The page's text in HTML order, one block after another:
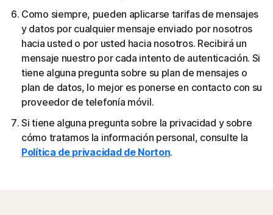
Como siempre, pueden aplicarse tarifas de mensajes
y datos por cualquier mensaje enviado por nosotros
hacia usted o por usted hacia nosotros. Recibirá un
mensaje nuestro por cada intento de autenticación. Si
tiene alguna pregunta sobre su plan de mensajes o
plan de datos, lo mejor es ponerse en contacto con su
proveedor de telefonía móvil.
Si tiene alguna pregunta sobre la privacidad y sobre
cómo tratamos la información personal, consulte la
Política de privacidad de Norton.